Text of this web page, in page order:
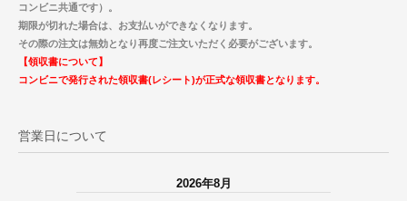
コンビニ共通です）。
期限が切れた場合は、お支払いができなくなります。
その際の注文は無効となり再度ご注文いただく必要がございます。
【領収書について】
コンビニで発行された領収書(レシート)が正式な領収書となります。
営業日について
2026年8月